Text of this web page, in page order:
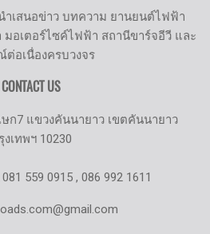
นำเสนอข่าว บทความ ยานยนต์ไฟฟ้า
อเตอร์ไซค์ไฟฟ้า สถานีขาร์จอีวี และ
ต่อเนื่องครบวงจร
CONTACT US
ก7 แขวงคันนายาว เขตคันนายาว
งเทพฯ 10230
559 0915 , 086 992 1611